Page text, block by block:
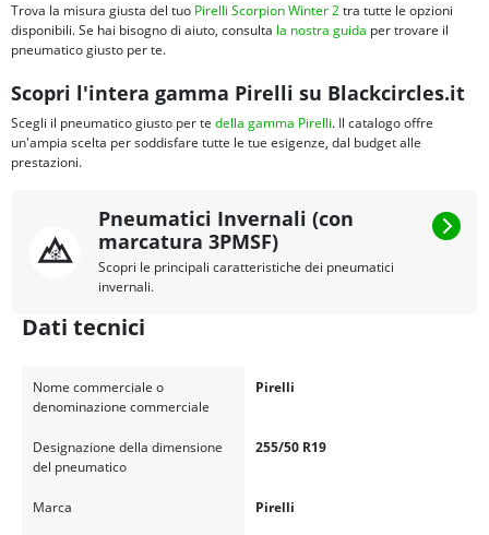
Trova la misura giusta del tuo Pirelli Scorpion Winter 2tra tutte le opzioni
disponibili. Se hai bisogno di aiuto, consulta la nostra guida per trovare il
pneumatico giusto per te.
Scopri l'intera gamma Pirelli su Blackcircles.it
Scegli il pneumatico giusto per te della gamma Pirelli. Il catalogo offre
un'ampia scelta per soddisfare tutte le tue esigenze, dal budget alle
prestazioni.
Pneumatici Invernali (con
marcatura 3PMSF)
Scopri le principali caratteristiche dei pneumatici
invernali.
Dati tecnici
Nome commerciale o
denominazione commerciale
Pirelli
Designazione della dimensione
del pneumatico
255/50 R19
Marca Pirelli